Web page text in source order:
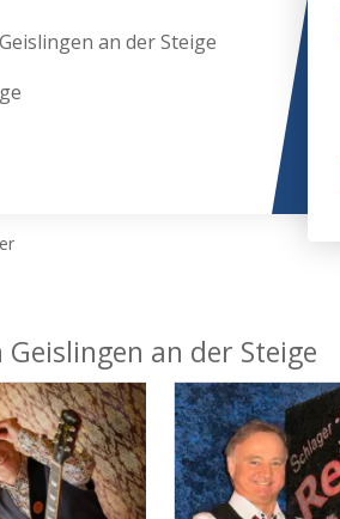
an der Steige
an der Steige